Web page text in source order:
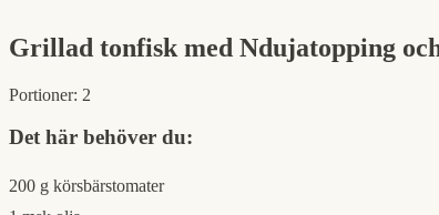
Grillad tonfisk med Ndujatopping
Portioner: 2
Det här behöver du:
200 g körsbärstomater